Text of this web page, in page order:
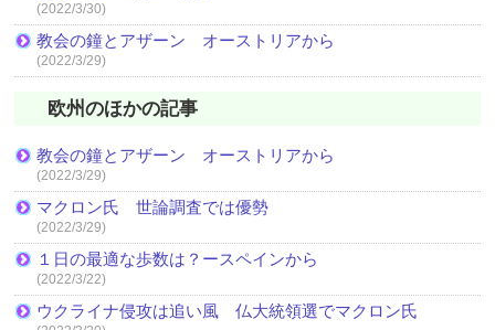
(2022/3/30)
教会の鐘とアザーン オーストリアから
(2022/3/29)
欧州のほかの記事
教会の鐘とアザーン オーストリアから
(2022/3/29)
マクロン氏 世論調査では優勢
(2022/3/29)
１日の最適な歩数は？ースペインから
(2022/3/22)
ウクライナ侵攻は追い風 仏大統領選でマクロン氏